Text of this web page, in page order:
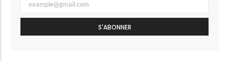
S'ABONNER